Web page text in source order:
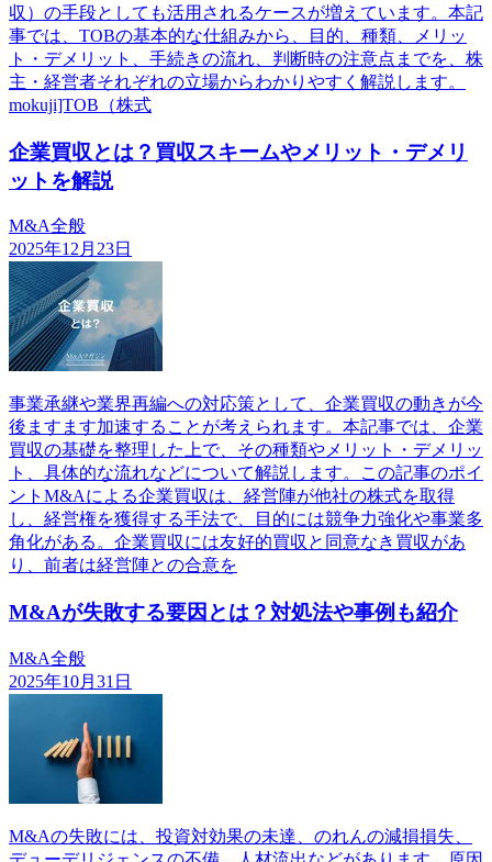
収）の手段としても活用されるケースが増えています。本記
事では、TOBの基本的な仕組みから、目的、種類、メリッ
ト・デメリット、手続きの流れ、判断時の注意点までを、株
主・経営者それぞれの立場からわかりやすく解説します。
mokuji]TOB（株式
企業買収とは？買収スキームやメリット・デメリ
ットを解説
M&A全般
2025年12月23日
事業承継や業界再編への対応策として、企業買収の動きが今
後ますます加速することが考えられます。本記事では、企業
買収の基礎を整理した上で、その種類やメリット・デメリッ
ト、具体的な流れなどについて解説します。この記事のポイ
ントM&Aによる企業買収は、経営陣が他社の株式を取得
し、経営権を獲得する手法で、目的には競争力強化や事業多
角化がある。企業買収には友好的買収と同意なき買収があ
り、前者は経営陣との合意を
M&Aが失敗する要因とは？対処法や事例も紹介
M&A全般
2025年10月31日
M&Aの失敗には、投資対効果の未達、のれんの減損損失、